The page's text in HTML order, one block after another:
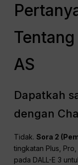
AS
Dapatkah
dengan
Tidak.Sora 2
tingkatan Plus,
pada DALL-E 3